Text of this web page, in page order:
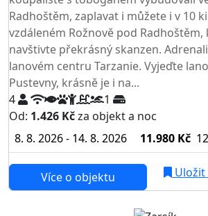
Radhoštěm, zaplavat i můžete i v 10
vzdáleném Rožnově pod
navštivte překrásný skanzen.
lanovém centru Tarzanie. Vyjeďte
Pustevny, krásně je i na...
4
1
Od: 1.426 Kčza objekt a noc
8. 8. 2026 - 14. 8. 2026
11.980 Kč
Více o objektu Uložit